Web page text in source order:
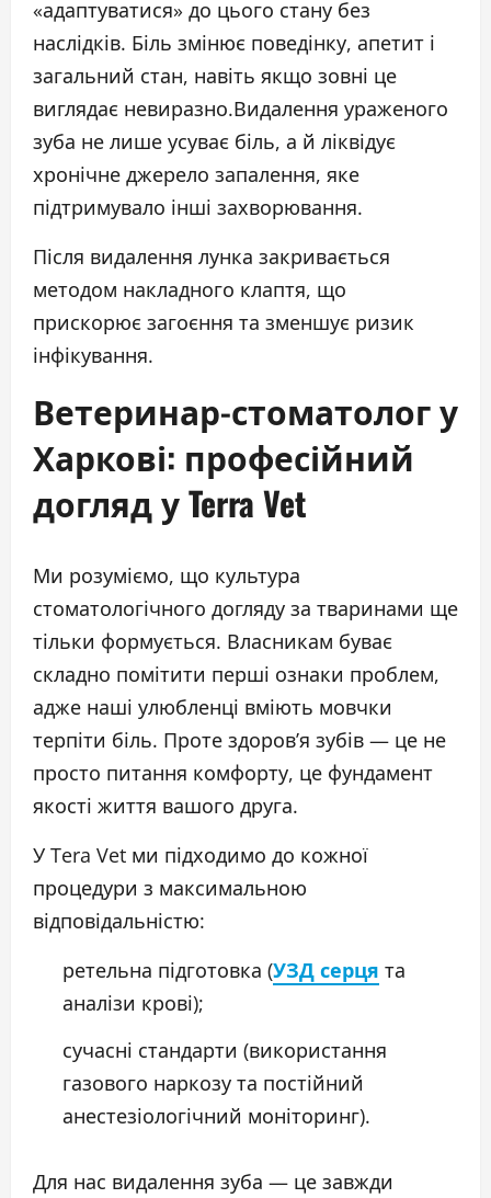
«адаптуватися» до цього стану без
наслідків. Біль змінює поведінку, апетит і
загальний стан, навіть якщо зовні це
виглядає невиразно.Видалення ураженого
зуба не лише усуває біль, а й ліквідує
хронічне джерело запалення, яке
підтримувало інші захворювання.
Після видалення лунка закривається
методом накладного клаптя, що
прискорює загоєння та зменшує ризик
інфікування.
Ветеринар-стоматолог у
Харкові: професійний
догляд у Terra Vet
Ми розуміємо, що культура
стоматологічного догляду за тваринами ще
тільки формується. Власникам буває
складно помітити перші ознаки проблем,
адже наші улюбленці вміють мовчки
терпіти біль. Проте здоров’я зубів — це не
просто питання комфорту, це фундамент
якості життя вашого друга.
У Tera Vet ми підходимо до кожної
процедури з максимальною
відповідальністю:
ретельна підготовка (УЗД серця та
аналізи крові);
сучасні стандарти (використання
газового наркозу та постійний
анестезіологічний моніторинг).
Для нас видалення зуба — це завжди